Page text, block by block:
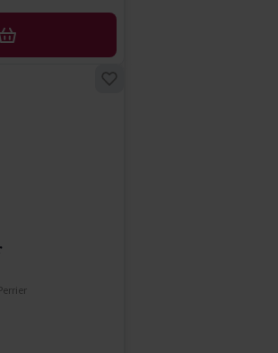
AFEGIR